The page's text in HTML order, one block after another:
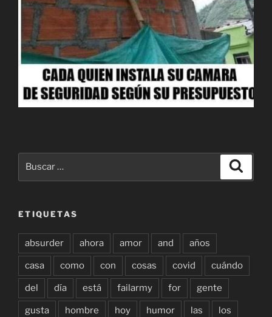
ETIQUETAS
absurder ahora amor and años
casa como con cosas covid cuándo
del día está failarmy for gente
gusta hombre hoy humor las los